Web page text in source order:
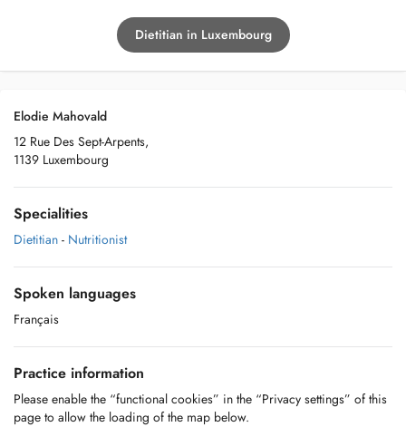
Dietitian in Luxembourg
Elodie Mahovald
12 Rue Des Sept-Arpents,
1139 Luxembourg
Specialities
Dietitian - Nutritionist
Spoken languages
Français
Practice information
Please enable the “functional cookies” in the “Privacy settings” of this
page to allow the loading of the map below.